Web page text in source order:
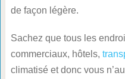
de façon légère.
Sachez que tous les
commerciaux, hôtels,
climatisé et donc vous